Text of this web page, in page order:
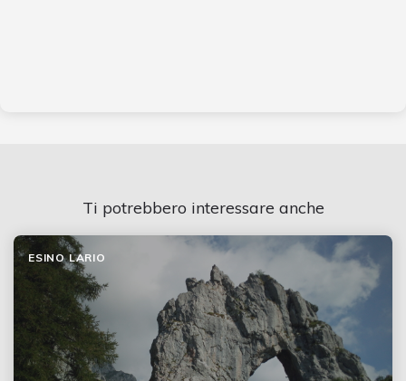
Ti potrebbero interessare anche
ESINO LARIO